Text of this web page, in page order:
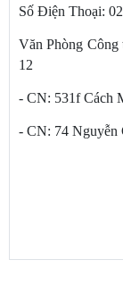
Số Điện Thoại:
Văn Phòng
12
- CN: 531f Cách
- CN: 74 Nguyễn